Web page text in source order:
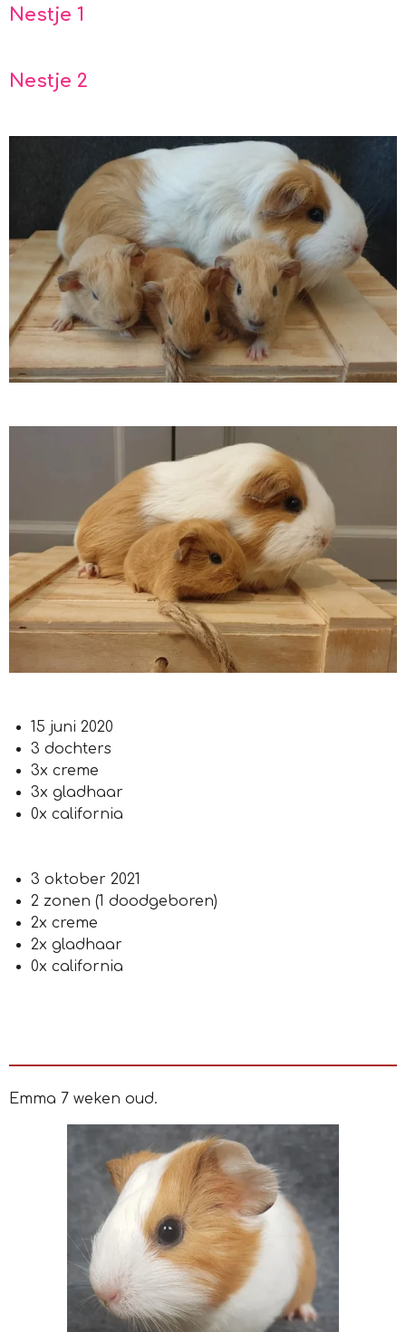
Nestje 1
Nestje 2
15 juni 2020
3 dochters
3x creme
3x gladhaar
0x california
3 oktober 2021
2 zonen (1 doodgeboren)
2x creme
2x gladhaar
0x california
Emma 7 weken oud.